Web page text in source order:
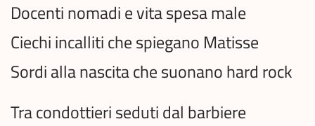
Docenti nomadi e vita spesa male
Ciechi incalliti che spiegano Matisse
Sordi alla nascita che suonano hard rock
Tra condottieri seduti dal barbiere